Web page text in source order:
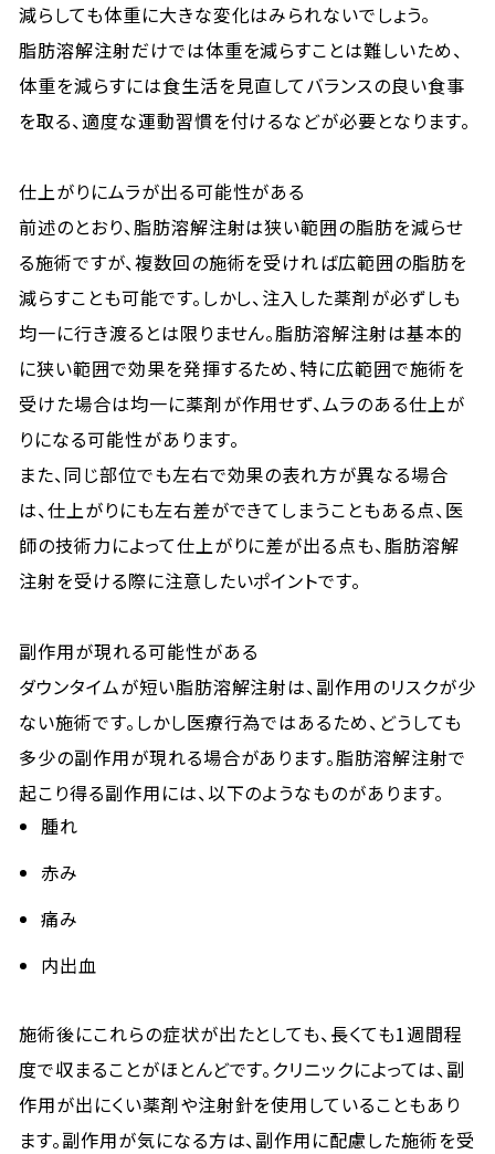
減らしても体重に大きな変化はみられないでしょう。
脂肪溶解注射だけでは体重を減らすことは難しいため、
体重を減らすには食生活を見直してバランスの良い食事
を取る、適度な運動習慣を付けるなどが必要となります。
仕上がりにムラが出る可能性がある
前述のとおり、脂肪溶解注射は狭い範囲の脂肪を減らせ
る施術ですが、複数回の施術を受ければ広範囲の脂肪を
減らすことも可能です。しかし、注入した薬剤が必ずしも
均一に行き渡るとは限りません。脂肪溶解注射は基本的
に狭い範囲で効果を発揮するため、特に広範囲で施術を
受けた場合は均一に薬剤が作用せず、ムラのある仕上が
りになる可能性があります。
また、同じ部位でも左右で効果の表れ方が異なる場合
は、仕上がりにも左右差ができてしまうこともある点、医
師の技術力によって仕上がりに差が出る点も、脂肪溶解
注射を受ける際に注意したいポイントです。
副作用が現れる可能性がある
ダウンタイムが短い脂肪溶解注射は、副作用のリスクが少
ない施術です。しかし医療行為ではあるため、どうしても
多少の副作用が現れる場合があります。脂肪溶解注射で
起こり得る副作用には、以下のようなものがあります。
腫れ
赤み
痛み
内出血
施術後にこれらの症状が出たとしても、長くても1週間程
度で収まることがほとんどです。クリニックによっては、副
作用が出にくい薬剤や注射針を使用していることもあり
ます。副作用が気になる方は、副作用に配慮した施術を受